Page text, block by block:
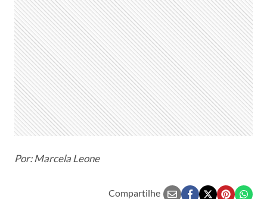
Por: Marcela Leone
Compartilhe